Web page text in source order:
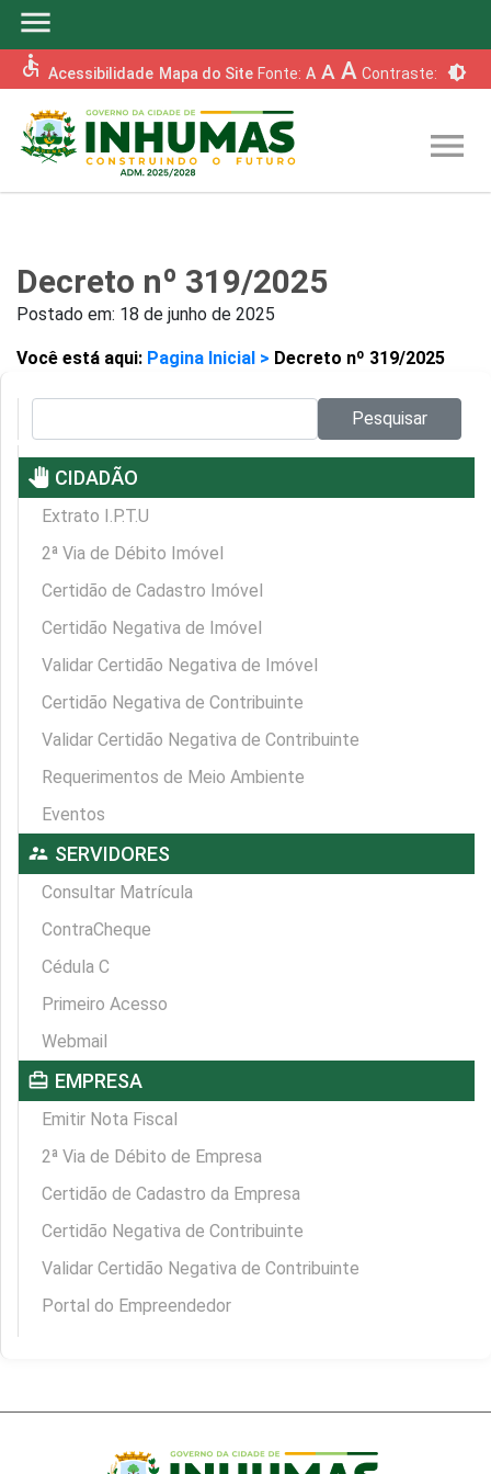
menu
accessible Acessibilidade Mapa do Site Fonte: A A A Contraste: brightness_6
menu
Decreto nº 319/2025
Postado em: 18 de junho de 2025
Você está aqui: Pagina Inicial > Decreto nº 319/2025
Pesquisar
pan_tool CIDADÃO
Extrato I.P.T.U
2ª Via de Débito Imóvel
Certidão de Cadastro Imóvel
Certidão Negativa de Imóvel
Validar Certidão Negativa de Imóvel
Certidão Negativa de Contribuinte
Validar Certidão Negativa de Contribuinte
Requerimentos de Meio Ambiente
Eventos
supervisor_account SERVIDORES
Consultar Matrícula
ContraCheque
Cédula C
Primeiro Acesso
Webmail
card_travel EMPRESA
Emitir Nota Fiscal
2ª Via de Débito de Empresa
Certidão de Cadastro da Empresa
Certidão Negativa de Contribuinte
Validar Certidão Negativa de Contribuinte
Portal do Empreendedor